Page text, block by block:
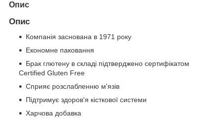
Опис
Опис
Компанія заснована в 1971 року
Економне паковання
Брак глютену в складі підтверджено сертифікатом
Certified Gluten Free
Сприяє розслабленню м'язів
Підтримує здоров'я кісткової системи
Харчова добавка